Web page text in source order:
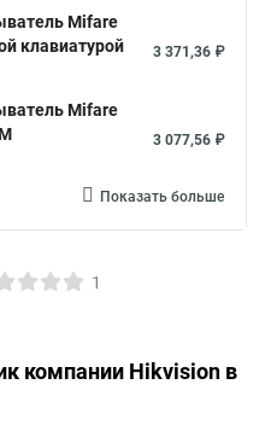
Mifare
клавиатурой
3 371,36 ₽
Mifare
3 077,56 ₽
Показать больше
1
компании Hikvision в